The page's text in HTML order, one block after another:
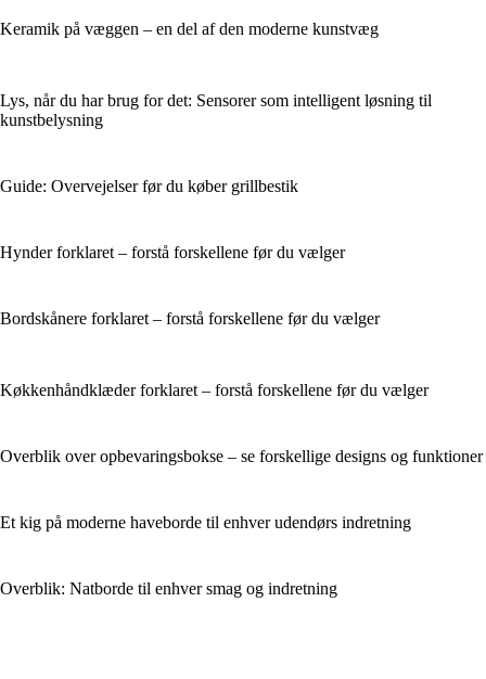
Keramik på væggen – en del af den moderne kunstvæg
Lys, når du har brug for det: Sensorer som intelligent løsning til
kunstbelysning
Guide: Overvejelser før du køber grillbestik
Hynder forklaret – forstå forskellene før du vælger
Bordskånere forklaret – forstå forskellene før du vælger
Køkkenhåndklæder forklaret – forstå forskellene før du vælger
Overblik over opbevaringsbokse – se forskellige designs og funktioner
Et kig på moderne haveborde til enhver udendørs indretning
Overblik: Natborde til enhver smag og indretning